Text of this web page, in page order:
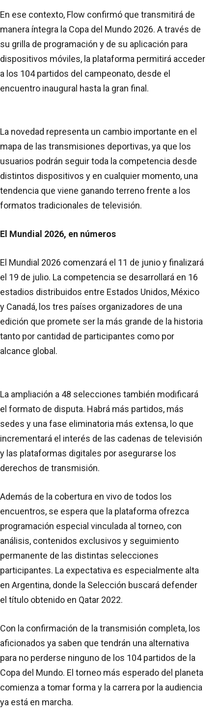
En ese contexto, Flow confirmó que transmitirá de
manera íntegra la Copa del Mundo 2026. A través de
su grilla de programación y de su aplicación para
dispositivos móviles, la plataforma permitirá acceder
a los 104 partidos del campeonato, desde el
encuentro inaugural hasta la gran final.
La novedad representa un cambio importante en el
mapa de las transmisiones deportivas, ya que los
usuarios podrán seguir toda la competencia desde
distintos dispositivos y en cualquier momento, una
tendencia que viene ganando terreno frente a los
formatos tradicionales de televisión.
El Mundial 2026, en números
El Mundial 2026 comenzará el 11 de junio y finalizará
el 19 de julio. La competencia se desarrollará en 16
estadios distribuidos entre Estados Unidos, México
y Canadá, los tres países organizadores de una
edición que promete ser la más grande de la historia
tanto por cantidad de participantes como por
alcance global.
La ampliación a 48 selecciones también modificará
el formato de disputa. Habrá más partidos, más
sedes y una fase eliminatoria más extensa, lo que
incrementará el interés de las cadenas de televisión
y las plataformas digitales por asegurarse los
derechos de transmisión.
Además de la cobertura en vivo de todos los
encuentros, se espera que la plataforma ofrezca
programación especial vinculada al torneo, con
análisis, contenidos exclusivos y seguimiento
permanente de las distintas selecciones
participantes. La expectativa es especialmente alta
en Argentina, donde la Selección buscará defender
el título obtenido en Qatar 2022.
Con la confirmación de la transmisión completa, los
aficionados ya saben que tendrán una alternativa
para no perderse ninguno de los 104 partidos de la
Copa del Mundo. El torneo más esperado del planeta
comienza a tomar forma y la carrera por la audiencia
ya está en marcha.